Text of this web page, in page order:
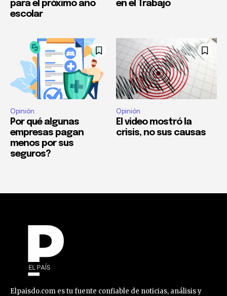
para el próximo año
escolar
en el Trabajo
Opinión
Por qué algunas
empresas pagan
menos por sus
seguros?
Opinión
El video mostró la
crisis, no sus causas
Elpaisdo.com es tu fuente confiable de noticias, análisis y